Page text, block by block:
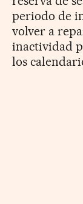
periodo de
volver a
inactividad
los